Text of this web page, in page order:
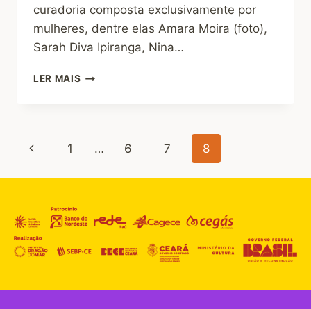
curadoria composta exclusivamente por
mulheres, dentre elas Amara Moira (foto),
Sarah Diva Ipiranga, Nina…
LER MAIS
1 … 6 7 8